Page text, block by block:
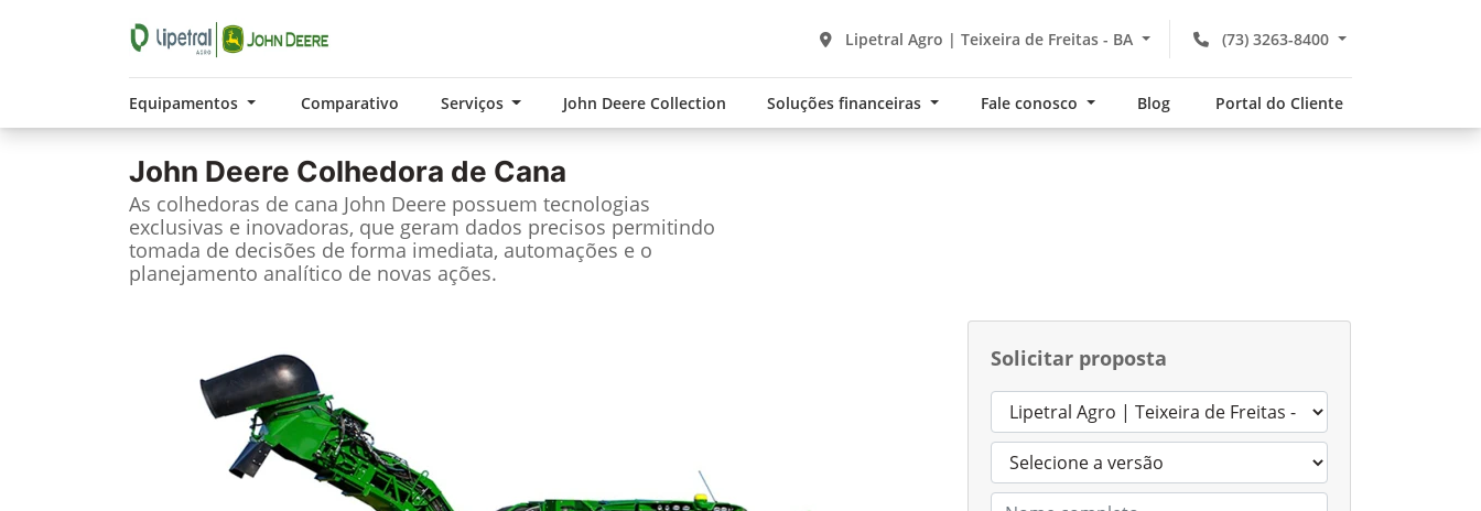
(73) 3263-8400
Lipetral Agro | Teixeira de Freitas - BA
Equipamentos Comparativo Serviços John Deere Collection Soluções financeiras Fale conosco Blog Portal do Cliente
John Deere Colhedora de Cana
As colhedoras de cana John Deere possuem tecnologias
exclusivas e inovadoras, que geram dados precisos permitindo
tomada de decisões de forma imediata, automações e o
planejamento analítico de novas ações.
Solicitar proposta